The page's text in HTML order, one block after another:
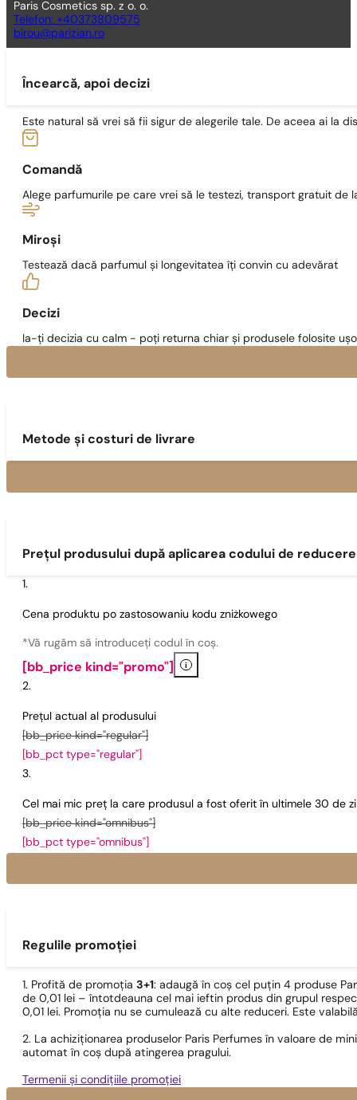
Paris Cosmetics sp. z o. o.
Telefon: +40373809575
birou@parizian.ro
Încearcă, apoi decizi
Este natural să vrei să fii sigur de alegerile tale. De aceea ai la
Comandă
Alege parfumurile pe care vrei să le testezi, transport gratuit de
Miroși
Testează dacă parfumul și longevitatea îți convin cu adevărat
Decizi
Ia-ți decizia cu calm - poți returna chiar și produsele folosite
Metode și costuri de livrare
Prețul produsului după aplicarea codului de reducere
Cena produktu po zastosowaniu kodu zniżkowego
*Vă rugăm să introduceți codul în coș.
[bb_price kind="promo"] i
Prețul actual al produsului
[bb_price kind="regular"]
[bb_pct type="regular"]
Cel mai mic preț la care produsul a fost oferit în ultimele 30 de
[bb_price kind="omnibus"]
[bb_pct type="omnibus"]
Regulile promoției
1. Profită de promoția 3+1: adaugă în coș cel puțin 4 produse
de 0,01 lei – întotdeauna cel mai ieftin produs din grupul
0,01 lei. Promoția nu se cumulează cu alte reduceri. Este
2. La achiziționarea produselor Paris Perfumes în valoare de
automat în coș după atingerea pragului.
Termenii și condițiile promoției